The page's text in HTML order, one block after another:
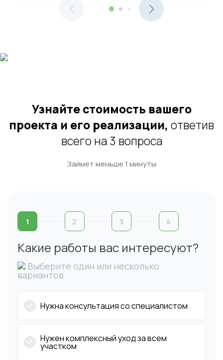
Узнайте стоимость вашего
проекта и его реализации, ответив
всего на 3 вопроса
Займет меньше 1 минуты
1 2 3 4
Какие работы вас интересуют?
Выберите один или несколько
вариантов
Нужна консультация со специалистом
Нужен комплексный уход за всем
участком